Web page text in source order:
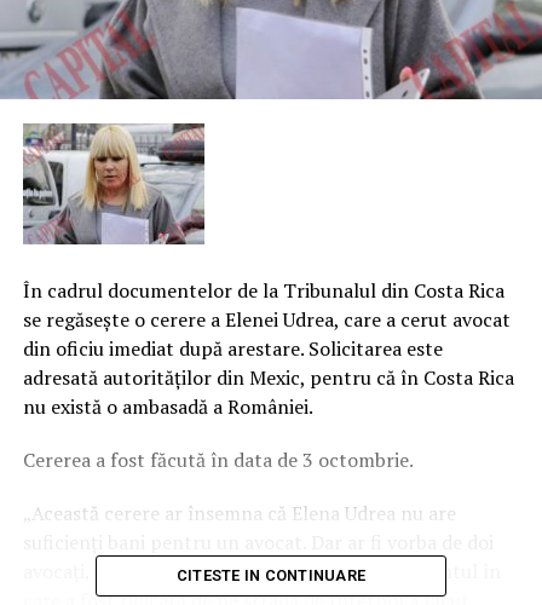
În cadrul documentelor de la Tribunalul din Costa Rica
se regăseşte o cerere a Elenei Udrea, care a cerut avocat
din oficiu imediat după arestare. Solicitarea este
adresată autorităţilor din Mexic, pentru că în Costa Rica
nu există o ambasadă a României.
Cererea a fost făcută în data de 3 octombrie.
„Această cerere ar însemna că Elena Udrea nu are
avocaţi, unul din oficiu şi unul angajat.În momentul în
CITESTE IN CONTINUARE